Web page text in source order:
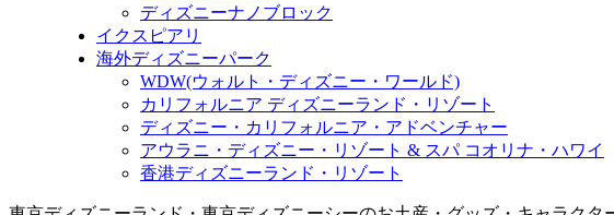
ディズニーナノブロック
イクスピアリ
海外ディズニーパーク
WDW(ウォルト・ディズニー・ワールド)
カリフォルニア ディズニーランド・リゾート
ディズニー・カリフォルニア・アドベンチャー
アウラニ・ディズニー・リゾート & スパ コオリナ・ハワイ
香港ディズニーランド・リゾート